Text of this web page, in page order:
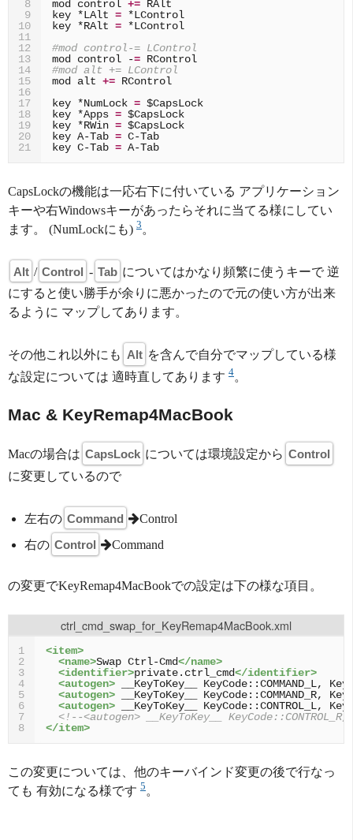
8
9
10
11
12
13
14
15
16
17
18
19
20
21
mod control +=
key *LAlt =
key *RAlt =
#mod control-= LControl
mod
control -=
#mod alt += LControl
mod
alt +=
key *NumLock = $CapsLock
key *Apps = $CapsLock
key *RWin = $CapsLock
key A-Tab =
key C-Tab =
CapsLockの機能は一応右下に付いている アプリケーション
キーや右Windowsキーがあったらそれに当てる様にしてい
ます。 (NumLockにも) 3 。
Alt / Control - Tab についてはかなり頻繁に使うキーで 逆
にすると使い勝手が余りに悪かったので元の使い方が出来
るように マップしてあります。
その他これ以外にも Alt を含んで自分でマップしている様
な設定については 適時直してあります 4。
Mac & KeyRemap4MacBook
Macの場合は CapsLock については環境設定から Control
に変更しているので
左右の Command
Control
右の Control Command
の変更でKeyRemap4MacBookでの設定は下の様な項目。
ctrl_cmd_swap_for_KeyRemap4MacBook.xml
1
2
3
4
5
6
7
8
<item>
<name>Swap Ctrl-Cmd</name>
<identifier>private.ctrl_cmd</identifier>
<autogen>
__KeyToKey__ KeyCode::COMMAND_L,
<autogen>
__KeyToKey__ KeyCode::COMMAND_R,
<autogen>
__KeyToKey__ KeyCode::CONTROL_L,
<!--<autogen> __KeyToKey__
</item>
この変更については、他のキーバインド変更の後で行なっ
ても 有効になる様です 5 。